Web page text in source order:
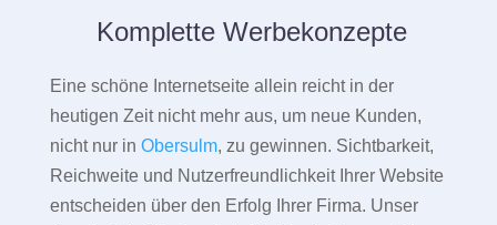
Komplette Werbekonzepte
Eine schöne Internetseite allein reicht in der
heutigen Zeit nicht mehr aus, um neue Kunden,
nicht nur in Obersulm, zu gewinnen. Sichtbarkeit,
Reichweite und Nutzerfreundlichkeit Ihrer Website
entscheiden über den Erfolg Ihrer Firma. Unser